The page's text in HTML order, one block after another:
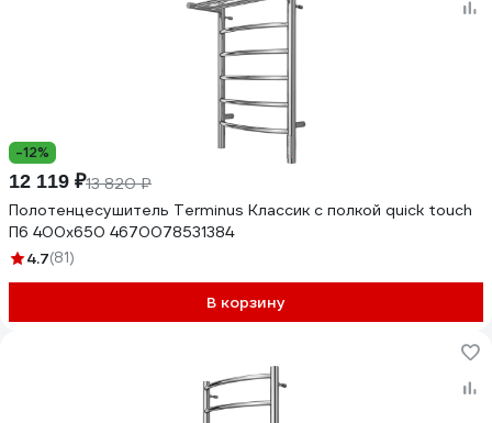
-12%
12 119 ₽13 820 ₽
Полотенцесушитель Terminus Классик с полкой quick touch
П6 400x650 4670078531384
4.7(81)
В корзину